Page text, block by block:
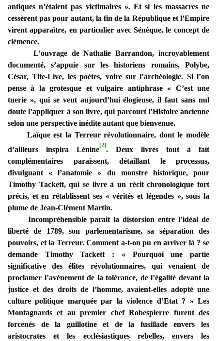
antiques n’étaient pas victimaires ». Et si les massacres ne
cessèrent pas pour autant, la fin de la République et l’Empire
virent apparaître, en particulier avec Sénèque, le concept de
clémence.
L’ouvrage de Nathalie Barrandon, incroyablement
documenté, s’appuie sur les historiens romains, Polybe,
César, Tite-Live, les poètes, voire sur l’archéologie. Si l’on
pense à la grotesque et vulgaire antiphrase « C’est une
tuerie », qui se veut aujourd’hui élogieuse, il faut sans nul
doute l’appliquer à son livre, qui parcourt l’Histoire ancienne
selon une perspective inédite autant que bienvenue.
Laïque est la Terreur révolutionnaire, dont le modèle
d’ailleurs inspira Lénine[2]. Deux livres tout à fait
complémentaires paraissent, détaillant le processus,
divulguant « l’anatomie » du monstre historique, pour
Timothy Tackett, qui se livre à un récit chronologique fort
précis, et en rétablissent ses « vérités et légendes », sous la
plume de Jean-Clément Martin.
Incompréhensible parait la distorsion entre l’idéal de
liberté de 1789, son parlementarisme, sa séparation des
pouvoirs, et la Terreur. Comment a-t-on pu en arriver là ? se
demande Timothy Tackett : « Pourquoi une partie
significative des élites révolutionnaires, qui venaient de
proclamer l’avènement de la tolérance, de l’égalité devant la
justice et des droits de l’homme, avaient-elles adopté une
culture politique marquée par la violence d’Etat ? » Les
Montagnards et au premier chef Robespierre furent des
forcenés de la guillotine et de la fusillade envers les
aristocrates et les ecclésiastiques rebelles, envers les